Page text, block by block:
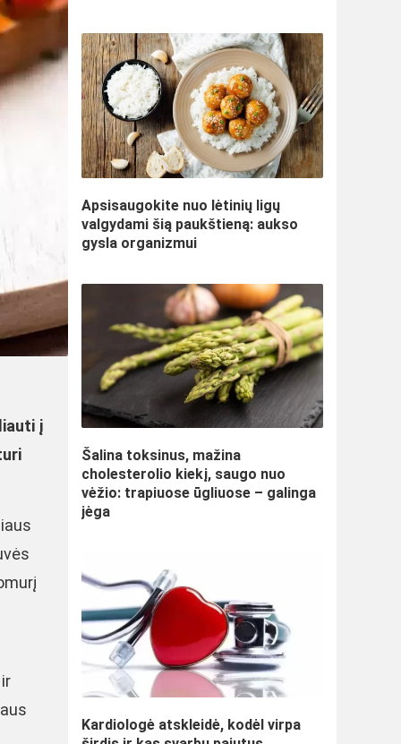
į
Apsisaugokite nuo lėtinių ligų
valgydami šią paukštieną: aukso
gysla organizmui
Šalina toksinus, mažina
cholesterolio kiekį, saugo nuo
vėžio: trapiuose ūgliuose – galinga
jėga
Kardiologė atskleidė, kodėl virpa